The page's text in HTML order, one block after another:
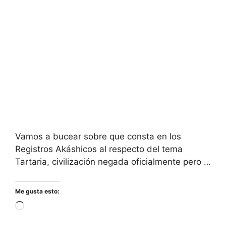
Vamos a bucear sobre que consta en los
Registros Akáshicos al respecto del tema
Tartaria, civilización negada oficialmente pero …
Me gusta esto:
Cargando...